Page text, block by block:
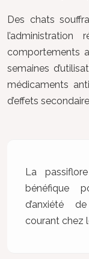
Des chats
comportements
semaines
médicaments
d’effets
La
bénéfique
d’anxiété
courant chez